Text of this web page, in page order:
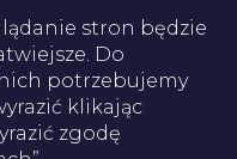
stron będzie
Do
potrzebujemy
klikając
zgodę